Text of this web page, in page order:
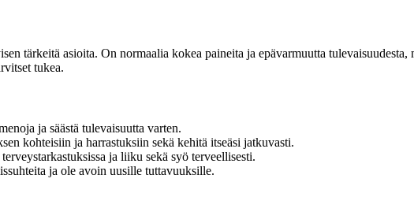
tärkeitä asioita. On normaalia kokea paineita ja epävarmuutta
tukea.
ja säästä tulevaisuutta varten.
kohteisiin ja harrastuksiin sekä kehitä itseäsi jatkuvasti.
ja liiku sekä syö terveellisesti.
ja ole avoin uusille tuttavuuksille.